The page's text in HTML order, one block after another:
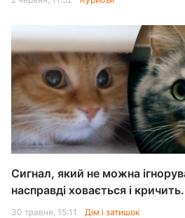
Сигнал, який не можна
насправді ховається і
30 травня, 15:11 Дім і затишок